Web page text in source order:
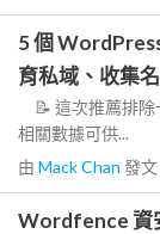
5 個
育私域、收集
📝 這次推薦排除
相關數據可供...
由 Mack Chan 發文
Wordfence 資